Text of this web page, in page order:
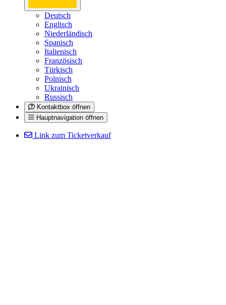
Deutsch
Englisch
Niederländisch
Spanisch
Italienisch
Französisch
Türkisch
Polnisch
Ukrainisch
Russisch
Kontaktbox öffnen
Hauptnavigation öffnen
Link zum Ticketverkauf